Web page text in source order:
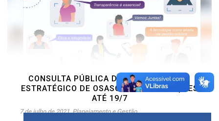
CONSULTA PÚBLICA DE PLANEJAMENTO
ESTRATÉGICO DE OSASCO TEM INSCRIÇÕES
ATÉ 19/7
7 de julho de 2021 Planejamento e Gestão